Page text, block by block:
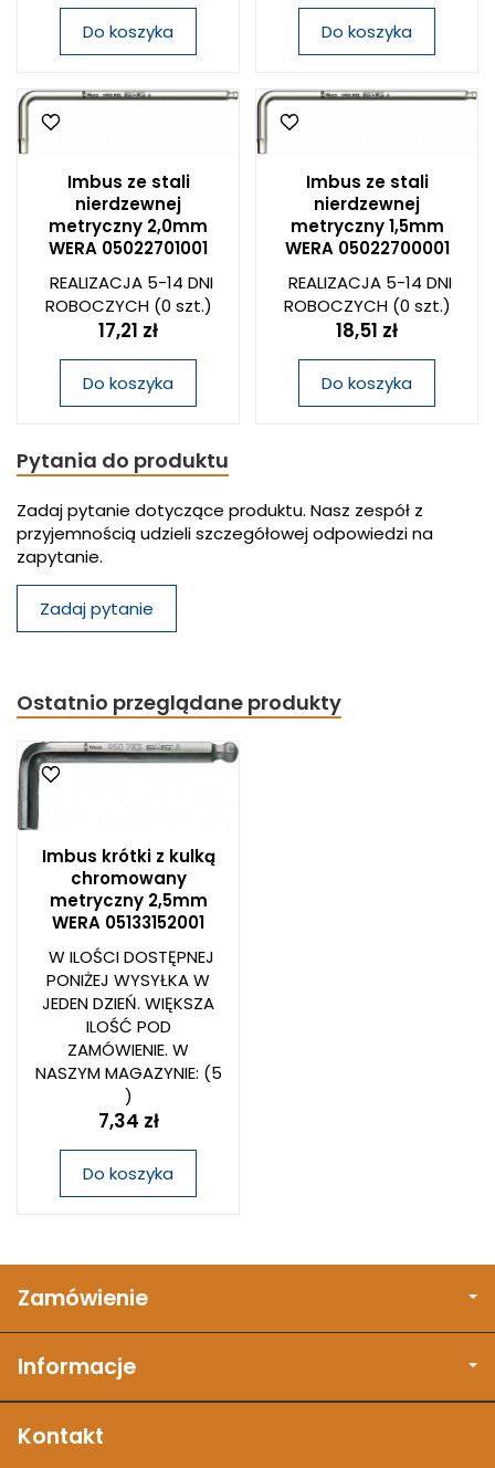
Do koszyka Do koszyka
Imbus ze stali
nierdzewnej
metryczny 2,0mm
WERA 05022701001
REALIZACJA 5-14 DNI
ROBOCZYCH(0 szt.)
17,21 zł
Do koszyka
Imbus ze stali
nierdzewnej
metryczny 1,5mm
WERA 05022700001
REALIZACJA 5-14 DNI
ROBOCZYCH(0 szt.)
18,51 zł
Do koszyka
Pytania do produktu
Zadaj pytanie dotyczące produktu. Nasz zespół z
przyjemnością udzieli szczegółowej odpowiedzi na
zapytanie.
Zadaj pytanie
Ostatnio przeglądane produkty
Imbus krótki z kulką
chromowany
metryczny 2,5mm
WERA 05133152001
W ILOŚCI DOSTĘPNEJ
PONIŻEJ WYSYŁKA W
JEDEN DZIEŃ. WIĘKSZA
ILOŚĆ POD
ZAMÓWIENIE. W
NASZYM MAGAZYNIE: (5
)
7,34 zł
Do koszyka
Zamówienie
Informacje
Kontakt